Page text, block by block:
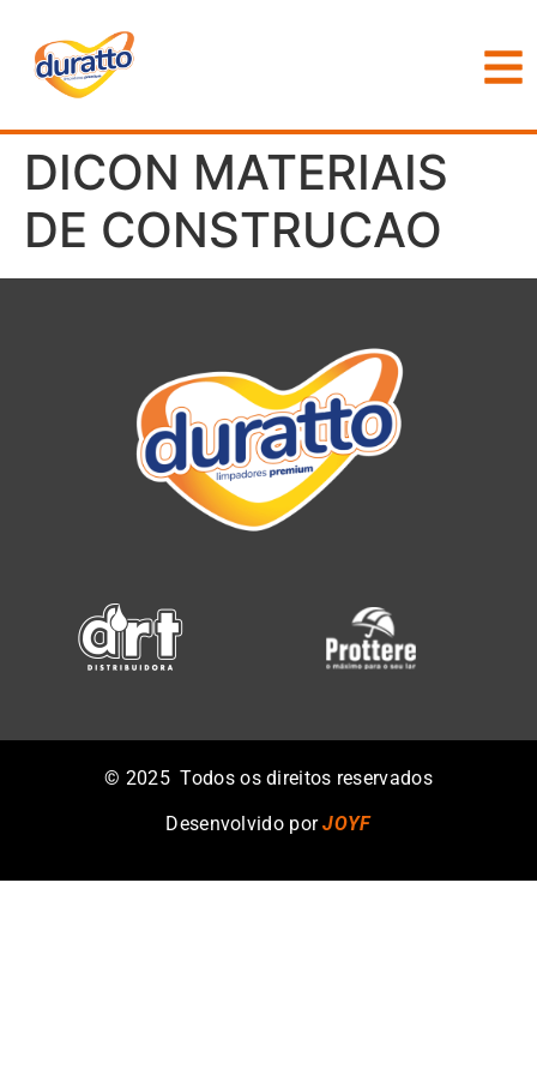
DICON MATERIAIS
DE CONSTRUCAO
©️ 2025 Todos os direitos reservados
Desenvolvido por JOYF